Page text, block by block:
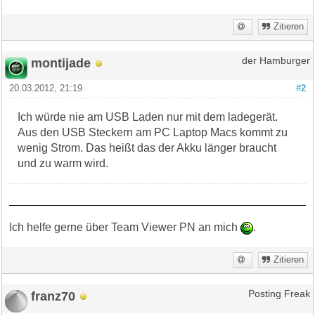
Zitieren
montijade der Hamburger
#2
20.03.2012, 21:19
Ich würde nie am USB Laden nur mit dem ladegerät.
Aus den USB Steckern am PC Laptop Macs kommt zu
wenig Strom. Das heißt das der Akku länger braucht
und zu warm wird.
Ich helfe gerne über Team Viewer PN an mich .
Zitieren
franz70 Posting Freak